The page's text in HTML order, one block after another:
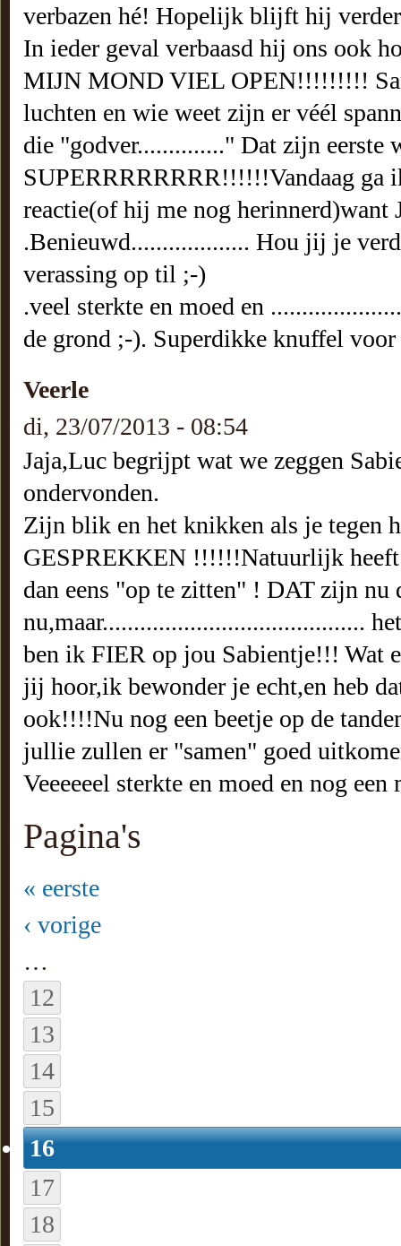
verbazen hé! Hopelijk blijft hij
In ieder geval verbaasd hij ons ook
MIJN MOND VIEL OPEN!!!!!!!!!
luchten en wie weet zijn er véél
die "godver.............." Dat zijn
SUPERRRRRRRR!!!!!!Vandaag ga
reactie(of hij me nog
.Benieuwd................... Hou jij je
verassing op til ;-)
.veel sterkte en moed en
de grond ;-). Superdikke knuffel
Veerle
di, 23/07/2013 - 08:54
Jaja,Luc begrijpt wat we zeggen
ondervonden.
Zijn blik en het knikken als je tegen
GESPREKKEN !!!!!!Natuurlijk heeft
dan eens "op te zitten" ! DAT zijn
nu,maar..........................................
ben ik FIER op jou Sabientje!!! Wat
jij hoor,ik bewonder je echt,en heb
ook!!!!Nu nog een beetje op de
jullie zullen er "samen" goed
Veeeeeel sterkte en moed en nog
Pagina's
« eerste
‹ vorige
…
12
13
14
15
16
17
18